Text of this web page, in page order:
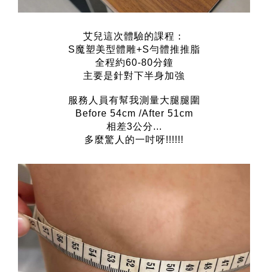
艾兒這次體驗的課程：
S魔塑美型體雕+S勻體推推脂
全程約60-80分鐘
主要是針對下半身加強
服務人員有幫我測量大腿腿圍
Before 54cm /After 51cm
相差3公分...
多麼驚人的一吋呀!!!!!!